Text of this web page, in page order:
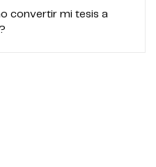
convertir mi tesis a